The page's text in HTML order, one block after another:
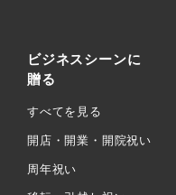
ビジネスシーンに
贈る
すべてを見る
開店・開業・開院祝い
周年祝い